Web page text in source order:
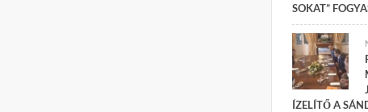
SOKAT”
ÍZELÍTŐ A